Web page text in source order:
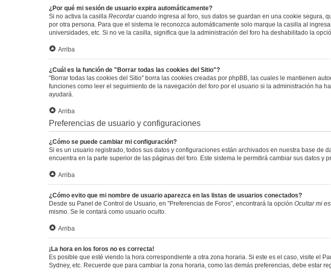
¿Por qué mi sesión de usuario expira automáticamente?
Si no activa la casilla Recordarcuando ingresa al foro, sus datos se guardan en una cookie segura,
por otra persona. Para que el sistema le reconozca automáticamente solo marque la casilla al
universidades, etc. Si no ve la casilla, significa que la administración del foro ha deshabilitado la
Arriba
¿Cuál es la función de "Borrar todas las cookies del Sitio"?
"Borrar todas las cookies del Sitio" borra las cookies creadas por phpBB, las cuales le mantienen
funciones como leer el seguimiento de la navegación del foro por el usuario si la administración ha
ayudará.
Arriba
Preferencias de usuario y configuraciones
¿Cómo se puede cambiar mi configuración?
Si es un usuario registrado, todos sus datos y configuraciones están archivados en nuestra base
encuentra en la parte superior de las páginas del foro. Este sistema le permitirá cambiar sus datos y
Arriba
¿Cómo evito que mi nombre de usuario aparezca en las listas de usuarios conectados?
Desde su Panel de Control de Usuario, en "Preferencias de Foros", encontrará la opción Ocultar mi
mismo. Se le contará como usuario oculto.
Arriba
¡La hora en los foros no es correcta!
Es posible que esté viendo la hora correspondiente a otra zona horaria. Si este es el caso, visite el
Sydney, etc. Recuerde que para cambiar la zona horaria, como las demás preferencias, debe estar